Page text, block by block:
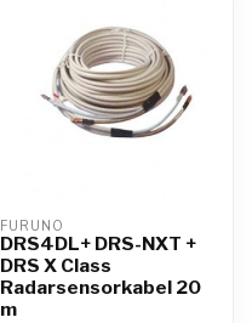
FURUNO
DRS4DL+ DRS-NXT +
DRS X Class
Radarsensorkabel 20
m